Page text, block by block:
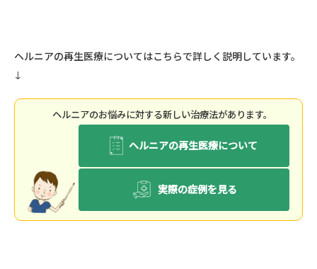
ヘルニアの再生医療についてはこちらで詳しく説明しています。
↓
ヘルニアのお悩みに対する新しい治療法があります。
ヘルニアの再生医療について
実際の症例を見る